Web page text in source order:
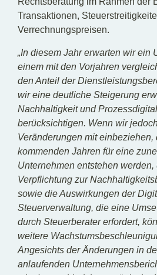
Transaktionen,
Verrechnungspreisen.
„In diesem Jahr erwarten wir ein
einem mit den Vorjahren
den Anteil der
wir eine deutliche Steigerung
Nachhaltigkeit und
berücksichtigen. Wenn wir
Veränderungen mit einbeziehen,
kommenden Jahren für eine
Unternehmen entstehen werden,
Verpflichtung zur
sowie die Auswirkungen der
Steuerverwaltung, die eine
durch Steuerberater erfordert,
weitere
Angesichts der Änderungen in
anlaufenden